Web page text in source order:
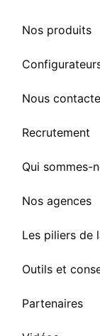
Nos produits
Nous
Recrutement
Qui sommes-
Nos agences
Les piliers de
Outils et
Partenaires